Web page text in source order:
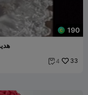
190
 4 33